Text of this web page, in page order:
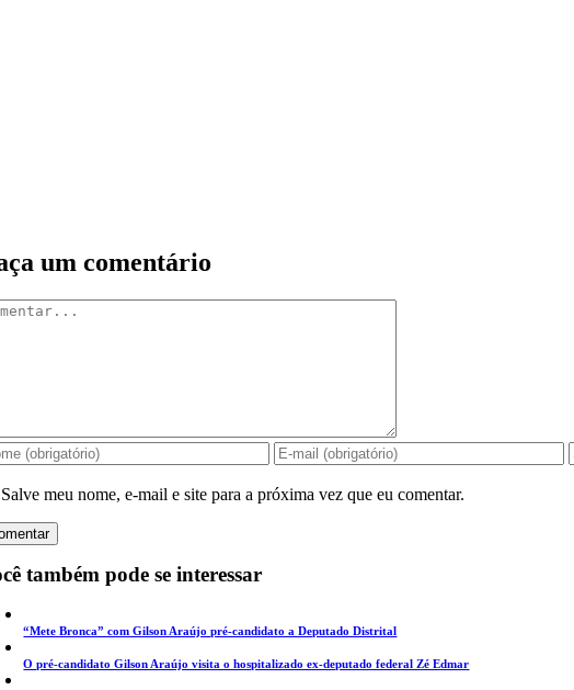
um comentário
Salve meu nome, e-mail e site para a próxima vez que eu comentar.
também pode se interessar
“Mete Bronca” com Gilson Araújo pré-candidato a Deputado Distrital
O pré-candidato Gilson Araújo visita o hospitalizado ex-deputado federal Zé Edmar